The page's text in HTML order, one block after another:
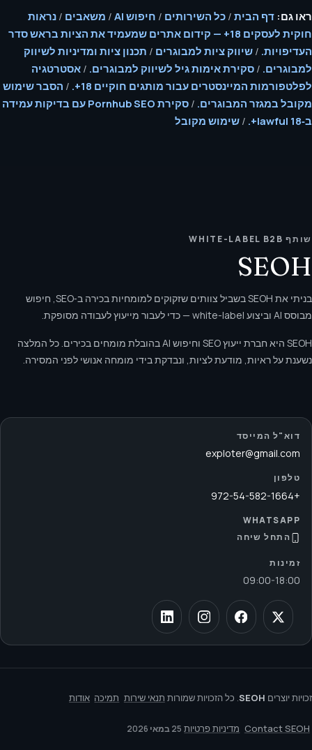
ראו גם: דף הבית / כל השירותים / חיפוש AI / משאבים / נראות
חוקית לעסקים 18+ — קידום אתרים שמעמיד את הציות בראש סדר
העדיפויות. / שיווק ציות למבוגרים / תכנון ציות ומדיניות לשיווק
למבוגרים. / סקירת אימות גיל לשיווק למבוגרים. / אסטרטגיה
לפלטפורמות המיינסטרים עבור מותגים חוקיים 18+.
/ הסבר שימוש
מקובל במגזר המבוגרים. /
סקירת Pornhub SEO עם בדיקות עמידה
ב‑lawful 18+.
/ שימוש מקובל
שותף WHITE-LABEL B2B
SEOH
בניתי את SEOH בשביל צוותים שזקוקים למומחיות בכירה ב‑SEO, חיפוש
מבוסס AI וביצוע white-label — כדי לעבור מייעוץ לעבודה מסופקת.
SEOH היא חברת ייעוץ SEO וחיפוש AI בהובלת מומחים בכירים. כל המלצה
נשענת על ראיות, מודעת לציות, ונבדקת בידי מומחה אנושי לפני המסירה.
דוא"ל המייסד
exploter@gmail.com
טלפון
+972-54-582-1664
WHATSAPP
התחל שיחה
זמינות
09:00-18:00
זכויות יוצרים SEOH. כל הזכויות שמורות תנאי שירות תמיכה אודות
Contact SEOH מדיניות פרטיות 25 במאי 2026